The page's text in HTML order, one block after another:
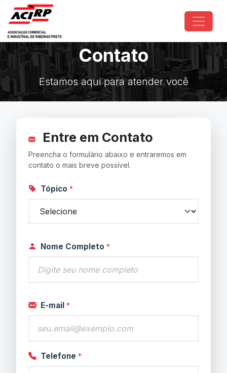
Pular para o conteúdo principal
Contato
Estamos aqui para atender você
Entre em Contato
Preencha o formulário abaixo e entraremos em
contato o mais breve possível.
Tópico *
Nome Completo *
E-mail *
Telefone *